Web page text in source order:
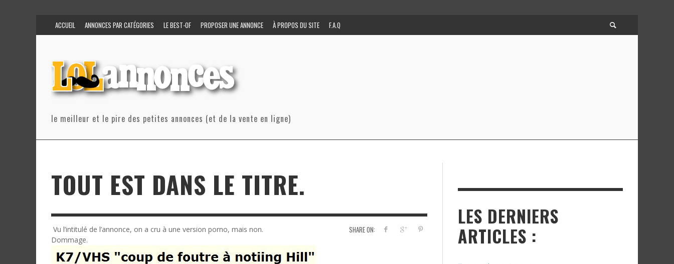
ACCUEIL ANNONCES PAR CATÉGORIES LE BEST-OF PROPOSER UNE ANNONCE À PROPOS DU SITE F.A.Q
le meilleur et le pire des petites annonces (et de la vente en ligne)
TOUT EST DANS LE TITRE.
SHARE ON:
Vu l’intitulé de l’annonce, on a cru à une version porno, mais non.
Dommage.
LES DERNIERS
ARTICLES :